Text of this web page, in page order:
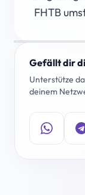
FHTB
Gefällt dir
Unterstütze
deinem